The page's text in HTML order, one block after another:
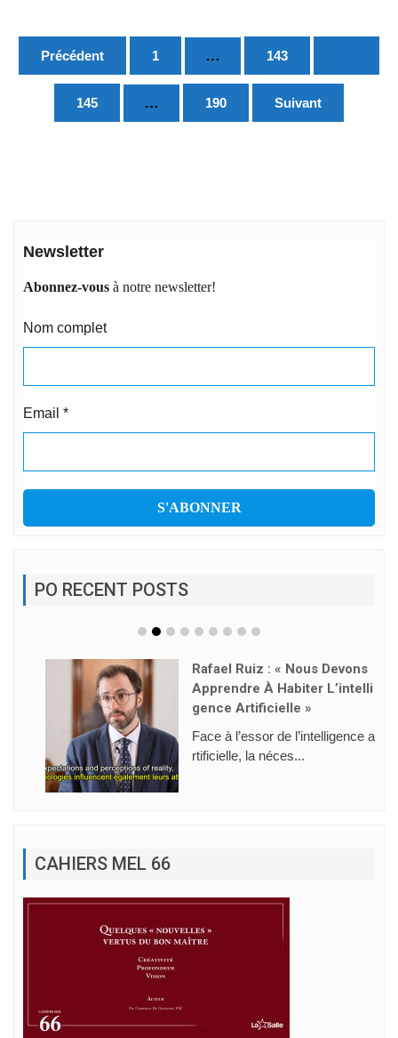
Pagination
des
publications
Précédent 1 … 143
145 … 190 Suivant
Newsletter
Abonnez-vous à notre newsletter!
Nom complet
Email *
PO RECENT POSTS
Rafael Ruiz : « Nous Devons
Apprendre À Habiter L’intelli
Gence Artificielle »
Face à l’essor de l’intelligence a
rtificielle, la néces...
CAHIERS MEL 66